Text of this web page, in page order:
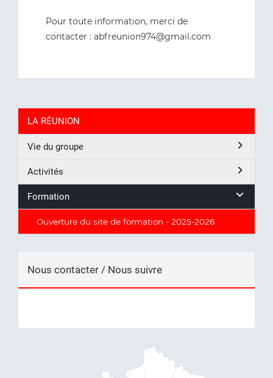
Pour toute information, merci de
contacter : abfreunion974@gmail.com
LA RÉUNION
Vie du groupe
Activités
Formation
Ouverture du site de formation - 2025-2026
Nous contacter / Nous suivre